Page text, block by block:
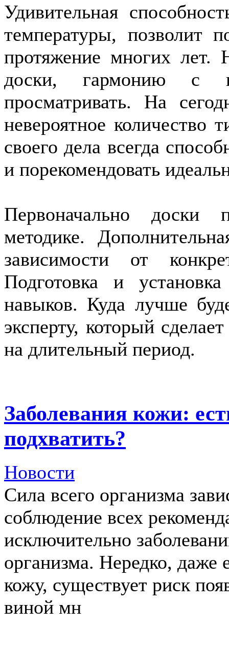
Удивительная
температуры, позволит
протяжение многих лет.
доски, гармонию с
просматривать. На
невероятное
своего дела всегда
и порекомендовать
Первоначально доски
методике.
зависимости от
Подготовка и
навыков. Куда лучше
эксперту, который
на длительный период.
Заболевания кожи:
подхватить?
Новости
Сила всего организма
соблюдение всех
исключительно
организма. Нередко, даже
кожу, существует риск
виной мн